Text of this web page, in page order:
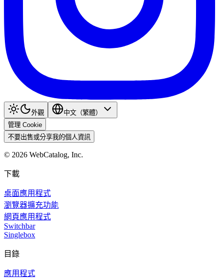
外觀
中文（繁體）
管理 Cookie
不要出售或分享我的個人資訊
© 2026 WebCatalog, Inc.
下載
桌面應用程式
瀏覽器擴充功能
網頁應用程式
Switchbar
Singlebox
目錄
應用程式